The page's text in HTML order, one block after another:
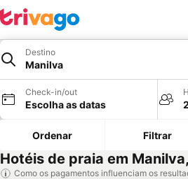
Destino
Manilva
Check-in/out
Escolha as datas
Ordenar Filtrar
Hotéis de praia em
Como os pagamentos influenciam os